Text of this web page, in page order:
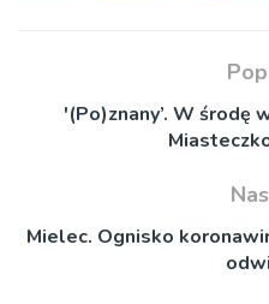
'(Po)znany’. W środę
Mielec. Ognisko